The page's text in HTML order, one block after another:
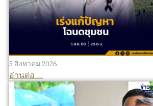
5 สิงหาคม 2026
อ่านต่อ ...